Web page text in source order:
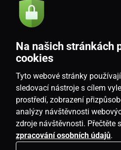
Souhlasím sezásadami zpracování
SK
Na našich stránkách
cookies
Tyto webové stránky
sledovací nástroje s cílem
prostředí, zobrazení
analýzy návštěvnosti
zdroje návštěvnosti. Přečtěte
zpracování osobních údajů.